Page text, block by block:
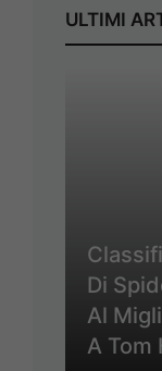
ULTIMI
Di
Al
A Tom